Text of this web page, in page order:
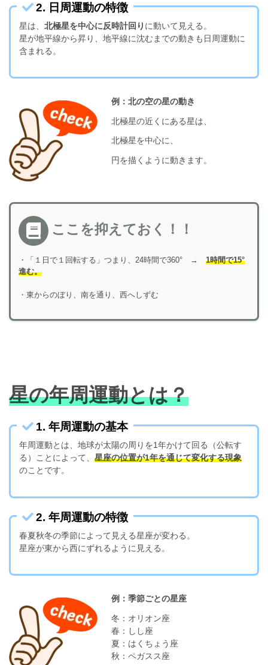
2. 日周運動の特徴
星は、 北極星を中心に反時計回り に動いて見える。
星が地平線から昇り、地平線に沈むまでの動きも日周運動に
含まれる。
例：北の空の星の動き
北極星の近くにある星は、
北極星を中心に、
円を描くように動きます。
ここを抑えておく！！
・「１日で１回転する」つまり、24時間で360° →1時間で15°
進む。
・東からのぼり、南を通り、西へしずむ
星の年周運動とは？
1. 年周運動の基本
年周運動とは、地球が太陽の周りを1年かけて回る（公転す
る）ことによって、 星座の位置が1年を通じて変化する現象
のことです。
2. 年周運動の特徴
春夏秋冬の季節によって見える星座が変わる。
星座が東から西にずれるように見える。
例：季節ごとの星座
冬：オリオン座
春：しし座
夏：はくちょう座
秋：ペガスス座